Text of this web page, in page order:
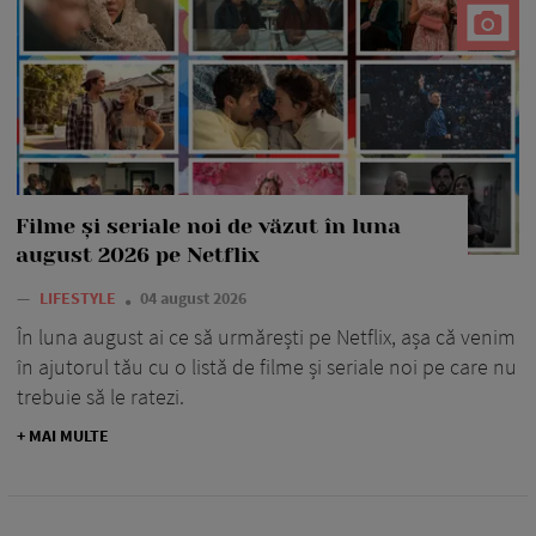
Filme și seriale noi de văzut în luna
august 2026 pe Netflix
— LIFESTYLE 04 august 2026
În luna august ai ce să urmărești pe Netflix, așa că venim
în ajutorul tău cu o listă de filme și seriale noi pe care nu
trebuie să le ratezi.
+ MAI MULTE